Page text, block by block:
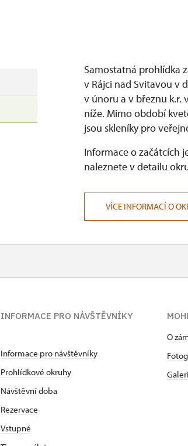
Samostatná prohlídka
v Rájci nad Svitavou v
v únoru a v březnu k.r.
níže. Mimo období
jsou skleníky pro
Informace o začátcích
naleznete v detailu
VÍCE INFORMACÍ O
INFORMACE PRO NÁVŠTĚVNÍKY
Informace pro návštěvníky
Prohlídkové okruhy
Návštěvní doba
Rezervace
Vstupné
O